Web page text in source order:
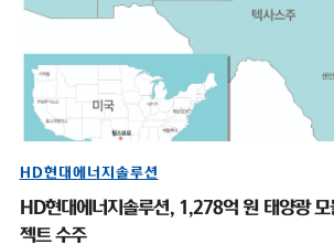
HD현대에너지솔루션
HD현대에너지솔루션, 1,278억 원 태양광
젝트 수주